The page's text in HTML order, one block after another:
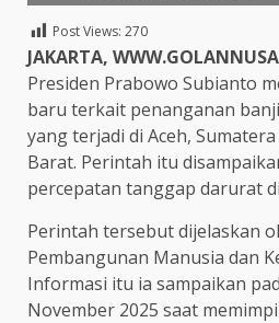
Post Views: 270
JAKARTA,
Presiden Prabowo Subianto
baru terkait penanganan
yang terjadi di Aceh,
Barat. Perintah itu
percepatan tanggap darurat
Perintah tersebut dijelaskan
Pembangunan Manusia dan
Informasi itu ia sampaikan
November 2025 saat